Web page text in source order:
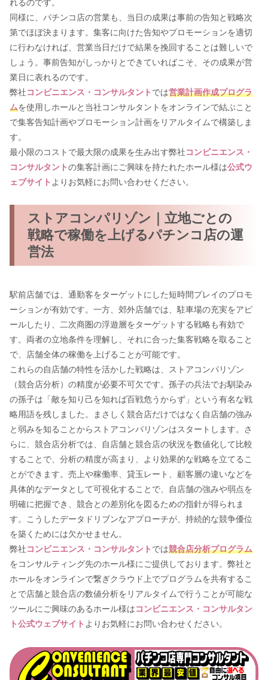
れるのです。
同様に、パチンコ店の営業も、当日の成果は事前の告知と戦略次
第でほぼ決まります。集客に向けた告知やプロモーションを適切
に行わなければ、営業当日だけで結果を挽回することは難しいで
しょう。事前告知がしっかりとできていればこそ、その成果が営
業日に表れるのです。
弊社コンビニエンス・コンサルタント では営業計画作成プログラ
ムを使用しホールと当社コンサルタントをオンラインで結ぶこと
で集客告知計画やプロモーション計画をリアルタイムで構築しま
す。
最小限のコストで最大限の成果を生み出す弊社コンビニエンス・
コンサルタントの集客計画にご興味を持たれたホール様は公式ウ
ェブサイト よりお気軽にお問い合わせください。
ストアコンパリゾン｜立地ごとの
戦略で稼働を上げるパチンコ店の運
営法
駅前店舗では、通勤客をターゲットにした短時間プレイのプロモ
ーションが有効です。一方、郊外店舗では、駐車場の充実をアピ
ールしたり、二次商圏の浮遊層をターゲットする戦略も有効で
す。両者の立地条件を理解し、それに合った集客戦略を取ること
で、店舗全体の稼働を上げることが可能です。
これらの自店舗の特性を活かした戦略は、ストアコンパリゾン
（競合店分析）の精度が必要不可欠です。孫子の兵法でお馴染み
の孫子は「敵を知り己を知れば百戦危うからず」という有名な戦
略用語を残しました。まさしく競合店だけではなく自店舗の強み
と弱みを知ることからストアコンパリゾンはスタートします。さ
らに、競合店分析では、自店舗と競合店の状況を数値化して比較
することで、分析の精度が高まり、より効果的な戦略を立てるこ
とができます。売上や稼働率、貸玉レート、顧客層の違いなどを
具体的なデータとして可視化することで、自店舗の強みや弱点を
明確に把握でき、競合との差別化を図るための指針が得られま
す。こうしたデータドリブンなアプローチが、持続的な競争優位
を築くためには欠かせません。
弊社コンビニエンス・コンサルタント では競合店分析プログラム
をコンサルティング先のホール様にご提供しております。弊社と
ホールをオンラインで繋ぎクラウド上でプログラムを共有するこ
とで店舗と競合店の数値分析をリアルタイムで行うことが可能な
ツールにご興味のあるホール様はコンビニエンス・コンサルタン
ト公式ウェブサイト よりお気軽にお問い合わせください。